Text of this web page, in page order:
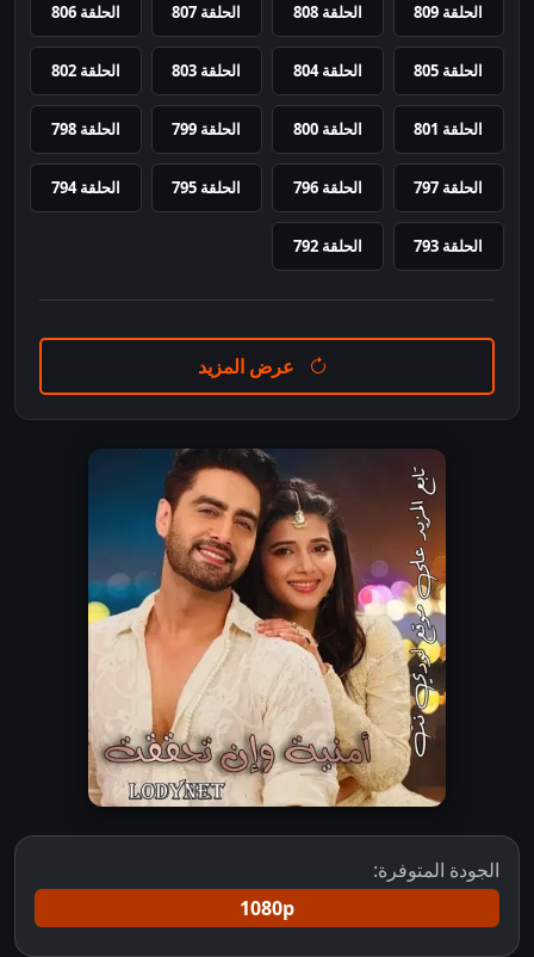
الحلقة 809 الحلقة 808 الحلقة 807 الحلقة 806
الحلقة 805 الحلقة 804 الحلقة 803 الحلقة 802
الحلقة 801 الحلقة 800 الحلقة 799 الحلقة 798
الحلقة 797 الحلقة 796 الحلقة 795 الحلقة 794
الحلقة 793 الحلقة 792
عرض المزيد
الجودة المتوفرة:
1080p